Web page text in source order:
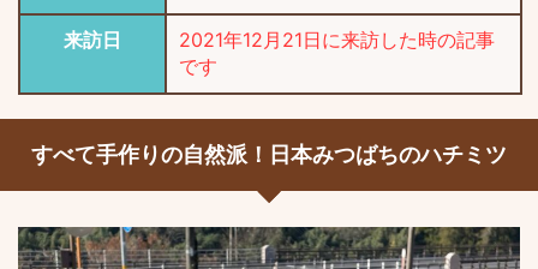
来訪日
2021年12月21日に来訪した時の記事
です
すべて手作りの自然派！日本みつばちのハチミツ